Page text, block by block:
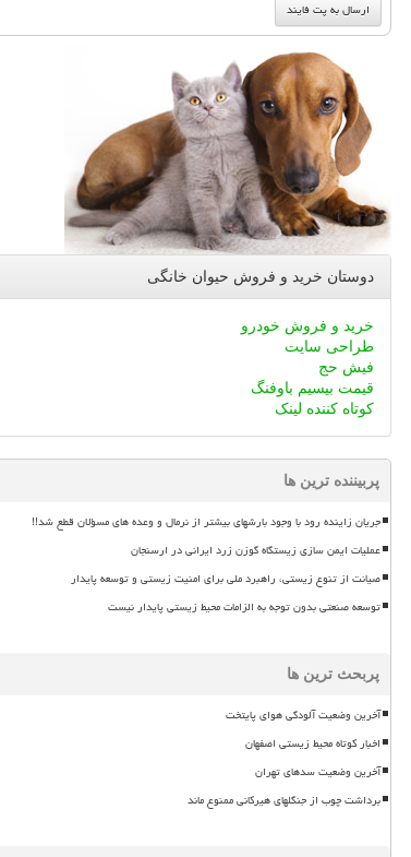
دوستان خرید و فروش حیوان خانگی
خرید و فروش خودرو
طراحی سایت
فیش حج
قیمت بیسیم باوفنگ
کوتاه کننده لینک
پربیننده ترین ها
جریان زاینده رود با وجود بارشهای بیشتر از نرمال و وعده های مسؤلان قطع شد!!
عملیات ایمن سازی زیستگاه گوزن زرد ایرانی در ارسنجان
صیانت از تنوع زیستی، راهبرد ملی برای امنیت زیستی و توسعه پایدار
توسعه صنعتی بدون توجه به الزامات محیط زیستی پایدار نیست
پربحث ترین ها
آخرین وضعیت آلودگی هوای پایتخت
اخبار کوتاه محیط زیستی اصفهان
آخرین وضعیت سدهای تهران
برداشت چوب از جنگلهای هیرکانی ممنوع ماند